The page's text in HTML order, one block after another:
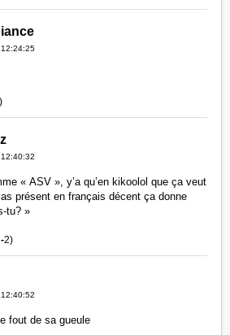
12:24:25
« ASV », y’a qu’en kikoolol que ça veut
présent en français décent ça donne
tu? »
-2)
fout de sa gueule